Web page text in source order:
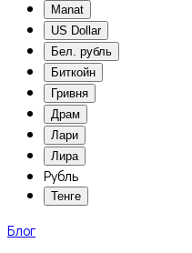
Manat
US Dollar
Бел. рубль
Биткойн
Гривня
Драм
Лари
Лира
Рубль
Тенге
Блог